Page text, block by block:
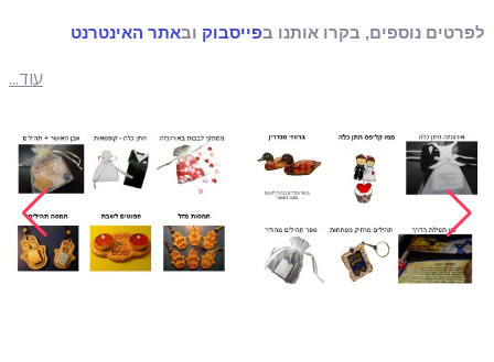
לפרטים נוספים, בקרו אותנו בפייסבוק ובאתר האינטרנט
עוד...